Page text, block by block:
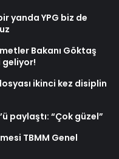
yanda YPG biz de
Bakanı Göktaş
geliyor!
ikinci kez disiplin
paylaştı: “Çok güzel”
TBMM Genel